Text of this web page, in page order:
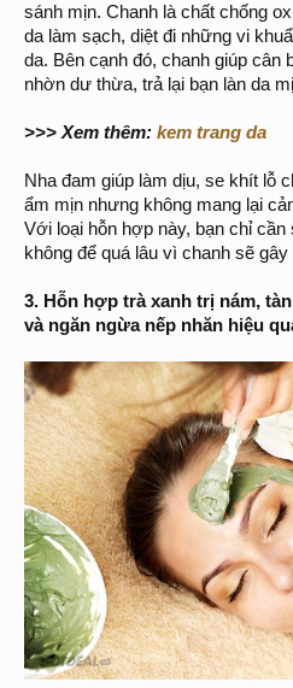
sánh mịn. Chanh là chất chống
da làm sạch, diệt đi những vi
da. Bên cạnh đó, chanh giúp cân
nhờn dư thừa, trả lại bạn làn da
>>> Xem thêm: kem trang da
Nha đam giúp làm dịu, se khít lỗ
ẩm mịn nhưng không mang lại
Với loại hỗn hợp này, bạn chỉ cần
không để quá lâu vì chanh sẽ gây
3. Hỗn hợp trà xanh trị nám,
và ngăn ngừa nếp nhăn hiệu